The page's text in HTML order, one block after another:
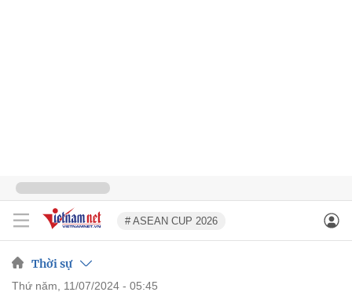
# ASEAN CUP 2026
Thời sự
thứ năm, 11/07/2024 - 05:45